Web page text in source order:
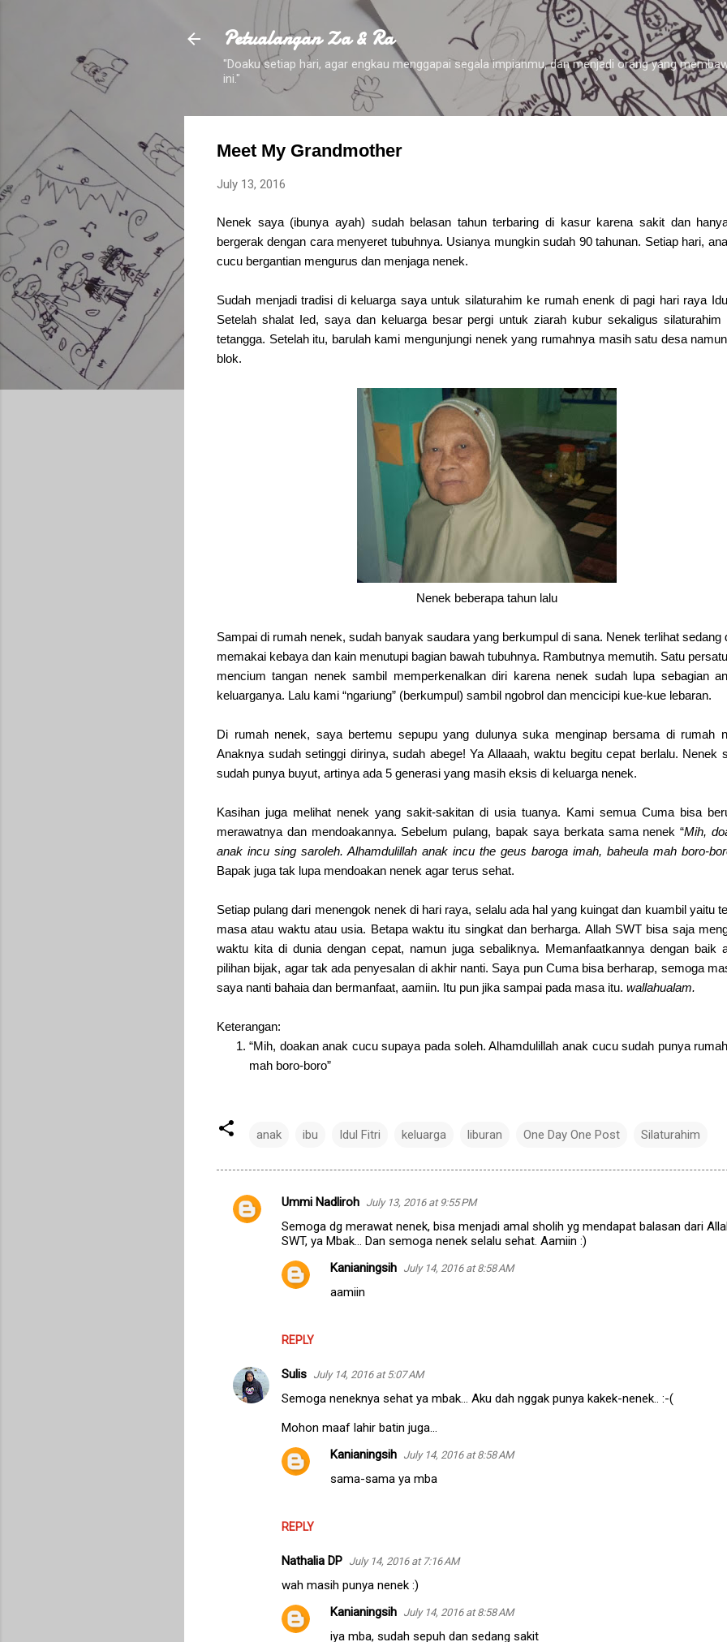
Skip to main content
Petualangan Za & Ra
"Doaku setiap hari, agar engkau menggapai segala impianmu, dan menjadi orang yang
ini."
Meet My Grandmother
July 13, 2016
Nenek saya (ibunya ayah) sudah belasan tahun terbaring di kasur karena sakit dan
bergerak dengan cara menyeret tubuhnya. Usianya mungkin sudah 90 tahunan. Setiap hari,
cucu bergantian mengurus dan menjaga nenek.
Sudah menjadi tradisi di keluarga saya untuk silaturahim ke rumah enenk di pagi hari raya
Setelah shalat Ied, saya dan keluarga besar pergi untuk ziarah kubur sekaligus silaturahim
tetangga. Setelah itu, barulah kami mengunjungi nenek yang rumahnya masih satu desa
blok.
Nenek beberapa tahun lalu
Sampai di rumah nenek, sudah banyak saudara yang berkumpul di sana. Nenek terlihat sedang
memakai kebaya dan kain menutupi bagian bawah tubuhnya. Rambutnya memutih. Satu
mencium tangan nenek sambil memperkenalkan diri karena nenek sudah lupa sebagian
keluarganya. Lalu kami “ngariung” (berkumpul) sambil ngobrol dan mencicipi kue-kue lebaran.
Di rumah nenek, saya bertemu sepupu yang dulunya suka menginap bersama di rumah
Anaknya sudah setinggi dirinya, sudah abege! Ya Allaaah, waktu begitu cepat berlalu. Nenek
sudah punya buyut, artinya ada 5 generasi yang masih eksis di keluarga nenek.
Kasihan juga melihat nenek yang sakit-sakitan di usia tuanya. Kami semua Cuma bisa
merawatnya dan mendoakannya. Sebelum pulang, bapak saya berkata sama nenek “Mih,
anak incu sing saroleh. Alhamdulillah anak incu the geus baroga imah, baheula mah boro-
Bapak juga tak lupa mendoakan nenek agar terus sehat.
Setiap pulang dari menengok nenek di hari raya, selalu ada hal yang kuingat dan kuambil yaitu
masa atau waktu atau usia. Betapa waktu itu singkat dan berharga. Allah SWT bisa saja
waktu kita di dunia dengan cepat, namun juga sebaliknya. Memanfaatkannya dengan baik
pilihan bijak, agar tak ada penyesalan di akhir nanti. Saya pun Cuma bisa berharap, semoga
saya nanti bahaia dan bermanfaat, aamiin. Itu pun jika sampai pada masa itu. wallahualam.
Keterangan:
“Mih, doakan anak cucu supaya pada soleh. Alhamdulillah anak cucu sudah punya
mah boro-boro”
anak ibu Idul Fitri keluarga liburan One Day One Post Silaturahim
C
s
Ummi Nadliroh July 13, 2016 at 9:55 PM
Semoga dg merawat nenek, bisa menjadi amal sholih yg mendapat balasan dari
SWT, ya Mbak... Dan semoga nenek selalu sehat. Aamiin :)
REPLY
Kanianingsih July 14, 2016 at 8:58 AM
aamiin
Sulis July 14, 2016 at 5:07 AM
Semoga neneknya sehat ya mbak... Aku dah nggak punya kakek-nenek.. :-(
Mohon maaf lahir batin juga...
REPLY
Kanianingsih July 14, 2016 at 8:58 AM
sama-sama ya mba
Nathalia DP July 14, 2016 at 7:16 AM
wah masih punya nenek :)
Kanianingsih July 14, 2016 at 8:58 AM
iya mba, sudah sepuh dan sedang sakit